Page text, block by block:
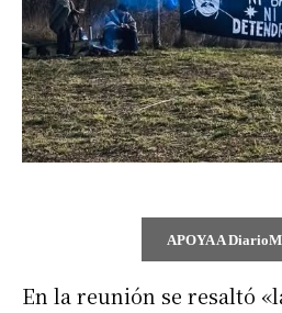
APOYA A
En la reunión se resaltó